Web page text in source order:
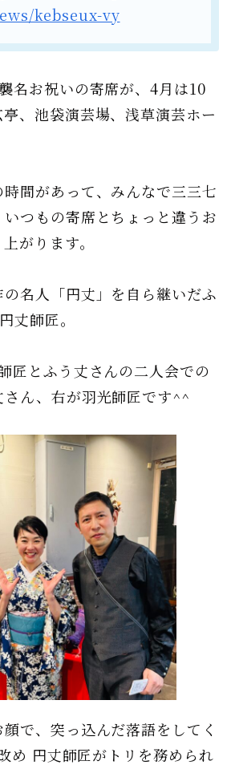
kebseux-vy
名お祝いの寄席が、4月は10
、池袋演芸場、浅草演芸ホー
間があって、みんなで三三七
つもの寄席とちょっと違うお
がります。
名人「円丈」を自ら継いだふ
丈師匠。
匠とふう丈さんの二人会での
さん、右が羽光師匠です^^
で、突っ込んだ落語をしてく
め 円丈師匠がトリを務められ